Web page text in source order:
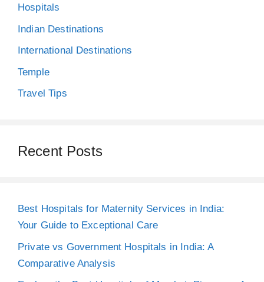
Hospitals
Indian Destinations
International Destinations
Temple
Travel Tips
Recent Posts
Best Hospitals for Maternity Services in India:
Your Guide to Exceptional Care
Private vs Government Hospitals in India: A
Comparative Analysis